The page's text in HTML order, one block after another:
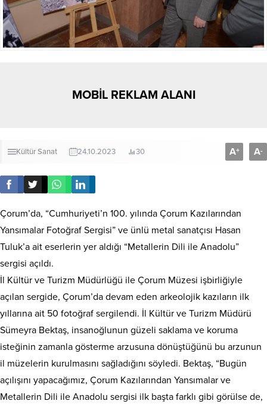
MOBİL REKLAM ALANI
Kültür Sanat 24.10.2023 30 A+ A-
Çorum’da, “Cumhuriyeti’n 100. yılında Çorum Kazılarından
Yansımalar Fotoğraf Sergisi” ve ünlü metal sanatçısı Hasan
Tuluk’a ait eserlerin yer aldığı “Metallerin Dili ile Anadolu”
sergisi açıldı.
İl Kültür ve Turizm Müdürlüğü ile Çorum Müzesi işbirliğiyle
açılan sergide, Çorum’da devam eden arkeolojik kazıların ilk
yıllarına ait 50 fotoğraf sergilendi. İl Kültür ve Turizm Müdürü
Sümeyra Bektaş, insanoğlunun güzeli saklama ve koruma
isteğinin zamanla gösterme arzusuna dönüştüğünü bu arzunun
il müzelerin kurulmasını sağladığını söyledi. Bektaş, “Bugün
açılışını yapacağımız, Çorum Kazılarından Yansımalar ve
Metallerin Dili ile Anadolu sergisi ilk başta farklı gibi görülse de,